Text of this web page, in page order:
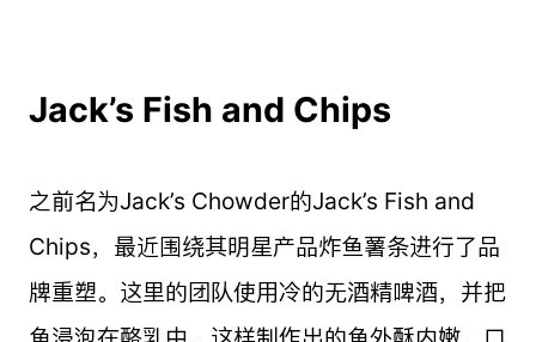
Jack’s Fish and Chips
之前名为Jack’s Chowder的Jack’s Fish and
Chips，最近围绕其明星产品炸鱼薯条进行了品
牌重塑。这里的团队使用冷的无酒精啤酒，并把